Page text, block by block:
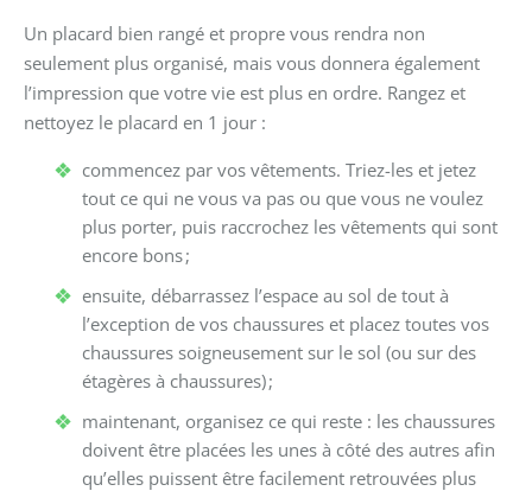
Un placard bien rangé et propre vous rendra non
seulement plus organisé, mais vous donnera également
l’impression que votre vie est plus en ordre. Rangez et
nettoyez le placard en 1 jour :
commencez par vos vêtements. Triez-les et jetez
tout ce qui ne vous va pas ou que vous ne voulez
plus porter, puis raccrochez les vêtements qui sont
encore bons ;
ensuite, débarrassez l’espace au sol de tout à
l’exception de vos chaussures et placez toutes vos
chaussures soigneusement sur le sol (ou sur des
étagères à chaussures) ;
maintenant, organisez ce qui reste : les chaussures
doivent être placées les unes à côté des autres afin
qu’elles puissent être facilement retrouvées plus